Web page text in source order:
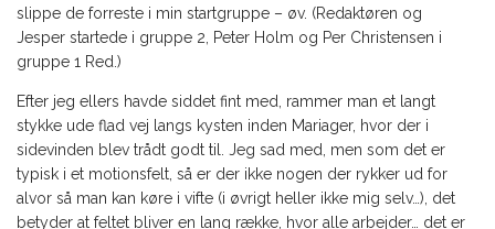
slippe de forreste i min startgruppe – øv. (Redaktøren og
Jesper startede i gruppe 2, Peter Holm og Per Christensen i
gruppe 1 Red.)
Efter jeg ellers havde siddet fint med, rammer man et langt
stykke ude flad vej langs kysten inden Mariager, hvor der i
sidevinden blev trådt godt til. Jeg sad med, men som det er
typisk i et motionsfelt, så er der ikke nogen der rykker ud for
alvor så man kan køre i vifte (i øvrigt heller ikke mig selv…), det
betyder at feltet bliver en lang række, hvor alle arbejder… det er